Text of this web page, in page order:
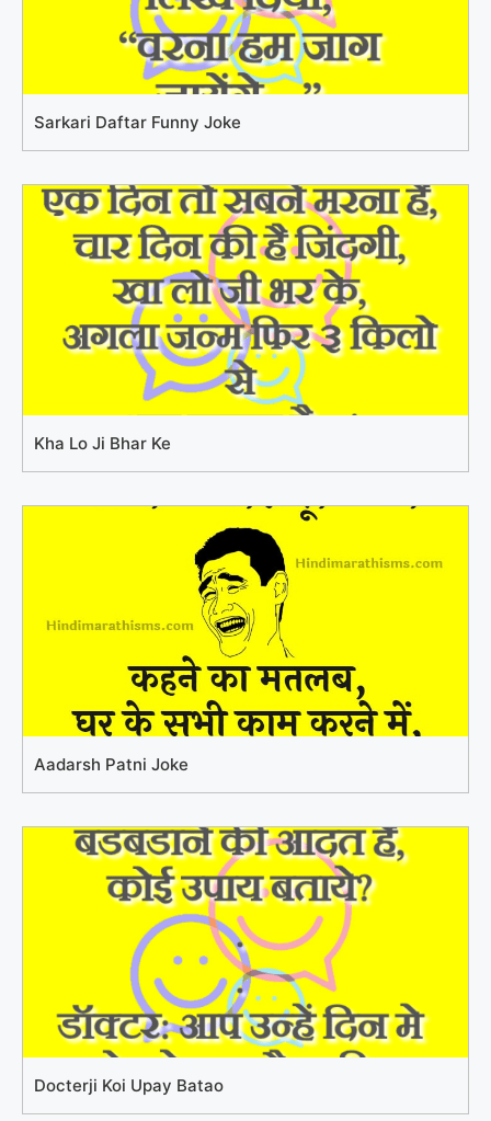
Sarkari Daftar Funny Joke
Kha Lo Ji Bhar Ke
Aadarsh Patni Joke
Docterji Koi Upay Batao